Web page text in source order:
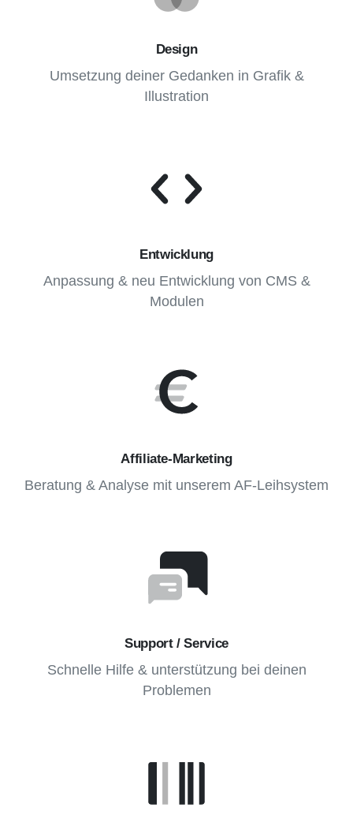
Design
Umsetzung deiner Gedanken in Grafik &
Illustration
Entwicklung
Anpassung & neu Entwicklung von CMS &
Modulen
Affiliate-Marketing
Beratung & Analyse mit unserem AF-Leihsystem
Support / Service
Schnelle Hilfe & unterstützung bei deinen
Problemen